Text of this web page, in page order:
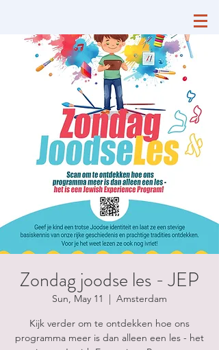
Zondag joodse les - JEP
Sun, May 11
  |
Amsterdam
Kijk verder om te ontdekken hoe ons
programma meer is dan alleen een les - het